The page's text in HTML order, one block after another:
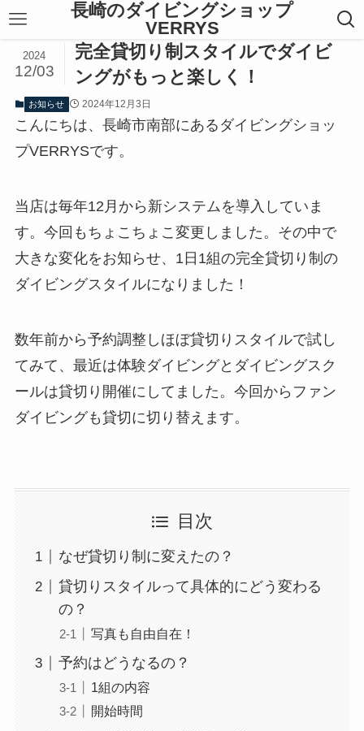
長崎のダイビングショップ
VERRYS
完全貸切り制スタイルでダイビ
ングがもっと楽しく！
2024
12/03
お知らせ 2024年12月3日
こんにちは、長崎市南部にあるダイビングショッ
プVERRYSです。
当店は毎年12月から新システムを導入していま
す。今回もちょこちょこ変更しました。その中で
大きな変化をお知らせ、1日1組の完全貸切り制の
ダイビングスタイルになりました！
数年前から予約調整しほぼ貸切りスタイルで試し
てみて、最近は体験ダイビングとダイビングスク
ールは貸切り開催にしてました。今回からファン
ダイビングも貸切に切り替えます。
目次
なぜ貸切り制に変えたの？
貸切りスタイルって具体的にどう変わる
の？
写真も自由自在！
予約はどうなるの？
1組の内容
開始時間